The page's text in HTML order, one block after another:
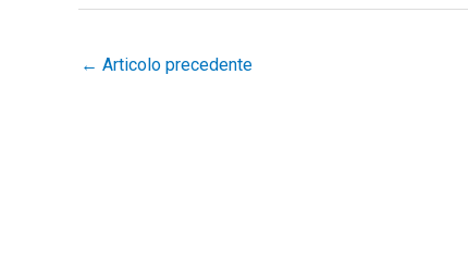
← Articolo precedente